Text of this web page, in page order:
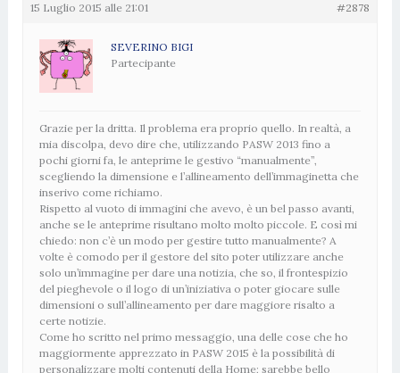
15 Luglio 2015 alle 21:01 #2878
SEVERINO BIGI
Partecipante
Grazie per la dritta. Il problema era proprio quello. In realtà, a
mia discolpa, devo dire che, utilizzando PASW 2013 fino a
pochi giorni fa, le anteprime le gestivo “manualmente”,
scegliendo la dimensione e l’allineamento dell’immaginetta che
inserivo come richiamo.
Rispetto al vuoto di immagini che avevo, è un bel passo avanti,
anche se le anteprime risultano molto molto piccole. E così mi
chiedo: non c’è un modo per gestire tutto manualmente? A
volte è comodo per il gestore del sito poter utilizzare anche
solo un’immagine per dare una notizia, che so, il frontespizio
del pieghevole o il logo di un’iniziativa o poter giocare sulle
dimensioni o sull’allineamento per dare maggiore risalto a
certe notizie.
Come ho scritto nel primo messaggio, una delle cose che ho
maggiormente apprezzato in PASW 2015 è la possibilità di
personalizzare molti contenuti della Home; sarebbe bello